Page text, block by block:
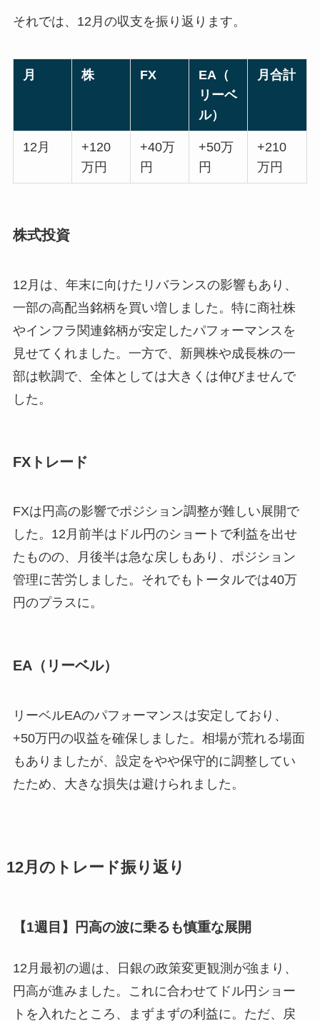
それでは、12月の収支を振り返ります。
月 株 FX
EA（
リーベ
ル）
月合計
12月
+120
万円
+40万
円
+50万
円
+210
万円
株式投資
12月は、年末に向けたリバランスの影響もあり、
一部の高配当銘柄を買い増しました。特に商社株
やインフラ関連銘柄が安定したパフォーマンスを
見せてくれました。一方で、新興株や成長株の一
部は軟調で、全体としては大きくは伸びませんで
した。
FXトレード
FXは円高の影響でポジション調整が難しい展開で
した。12月前半はドル円のショートで利益を出せ
たものの、月後半は急な戻しもあり、ポジション
管理に苦労しました。それでもトータルでは40万
円のプラスに。
EA（リーベル）
リーベルEAのパフォーマンスは安定しており、
+50万円の収益を確保しました。相場が荒れる場面
もありましたが、設定をやや保守的に調整してい
たため、大きな損失は避けられました。
12月のトレード振り返り
【1週目】円高の波に乗るも慎重な展開
12月最初の週は、日銀の政策変更観測が強まり、
円高が進みました。これに合わせてドル円ショー
トを入れたところ、まずまずの利益に。ただ、戻